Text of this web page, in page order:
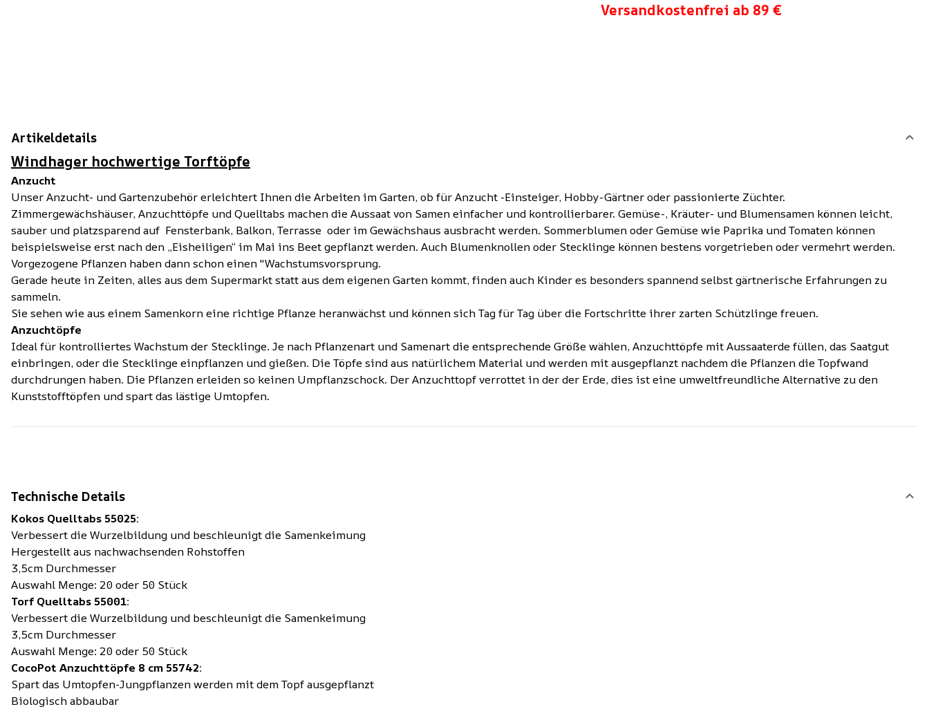
Versandkostenfrei ab 89 €
Artikeldetails
Windhager hochwertige Torftöpfe
Anzucht
Unser Anzucht- und Gartenzubehör erleichtert Ihnen die Arbeiten im Garten, ob für Anzucht -Einsteiger, Hobby-Gärtner oder passionierte Züchter.
Zimmergewächshäuser, Anzuchttöpfe und Quelltabs machen die Aussaat von Samen einfacher und kontrollierbarer. Gemüse-, Kräuter- und Blumensamen können leicht,
sauber und platzsparend auf Fensterbank, Balkon, Terrasse oder im Gewächshaus ausbracht werden. Sommerblumen oder Gemüse wie Paprika und Tomaten können
beispielsweise erst nach den „Eisheiligen“ im Mai ins Beet gepflanzt werden. Auch Blumenknollen oder Stecklinge können bestens vorgetrieben oder vermehrt werden.
Vorgezogene Pflanzen haben dann schon einen "Wachstumsvorsprung.
Gerade heute in Zeiten, alles aus dem Supermarkt statt aus dem eigenen Garten kommt, finden auch Kinder es besonders spannend selbst gärtnerische Erfahrungen zu
sammeln.
Sie sehen wie aus einem Samenkorn eine richtige Pflanze heranwächst und können sich Tag für Tag über die Fortschritte ihrer zarten Schützlinge freuen.
Anzuchtöpfe
Ideal für kontrolliertes Wachstum der Stecklinge. Je nach Pflanzenart und Samenart die entsprechende Größe wählen, Anzuchttöpfe mit Aussaaterde füllen, das Saatgut
einbringen, oder die Stecklinge einpflanzen und gießen. Die Töpfe sind aus natürlichem Material und werden mit ausgepflanzt nachdem die Pflanzen die Topfwand
durchdrungen haben. Die Pflanzen erleiden so keinen Umpflanzschock. Der Anzuchttopf verrottet in der der Erde, dies ist eine umweltfreundliche Alternative zu den
Kunststofftöpfen und spart das lästige Umtopfen.
Technische Details
Kokos Quelltabs 55025:
Verbessert die Wurzelbildung und beschleunigt die Samenkeimung
Hergestellt aus nachwachsenden Rohstoffen
3,5cm Durchmesser
Auswahl Menge: 20 oder 50 Stück
Torf Quelltabs 55001:
Verbessert die Wurzelbildung und beschleunigt die Samenkeimung
3,5cm Durchmesser
Auswahl Menge: 20 oder 50 Stück
CocoPot Anzuchttöpfe 8 cm 55742:
Spart das Umtopfen-Jungpflanzen werden mit dem Topf ausgepflanzt
Biologisch abbaubar